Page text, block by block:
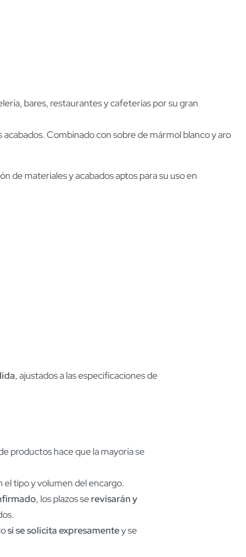
bares, restaurantes y cafeterías por su gran
Combinado con sobre de mármol blanco y aro
de materiales y acabados aptos para su uso en
, ajustados a las especificaciones de
productos hace que la mayoría se
el tipo y volumen del encargo.
, los plazos serevisarán y
si se solicita expresamentey se